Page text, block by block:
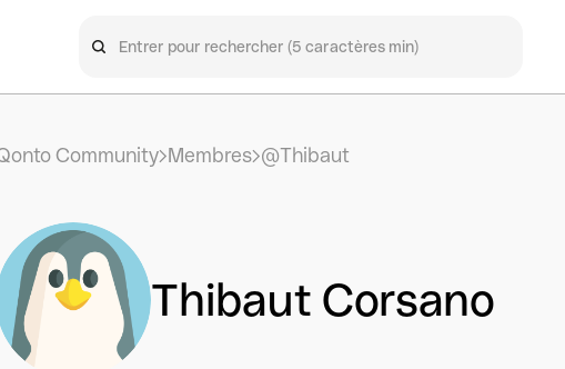
Community Membres @Thibaut
Thibaut Corsano